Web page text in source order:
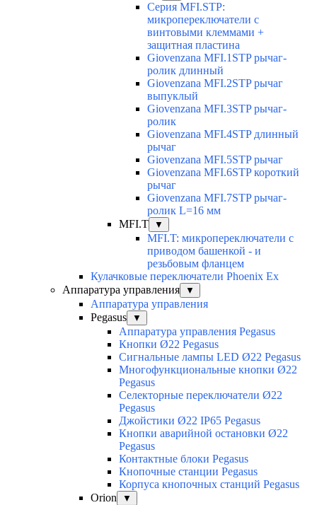
Серия MFI.STP:
микропереключатели с
винтовыми клеммами +
защитная пластина
Giovenzana MFI.1STP рычаг-
ролик длинный
Giovenzana MFI.2STP рычаг
выпуклый
Giovenzana MFI.3STP рычаг-
ролик
Giovenzana MFI.4STP длинный
рычаг
Giovenzana MFI.5STP рычаг
Giovenzana MFI.6STP короткий
рычаг
Giovenzana MFI.7STP рычаг-
ролик L=16 мм
MFI.T
▼
MFI.T: микропереключатели с
приводом башенкой - и
резьбовым фланцем
Кулачковые переключатели Phoenix Ex
Аппаратура управления
▼
Аппаратура управления
Pegasus
▼
Аппаратура управления Pegasus
Кнопки Ø22 Pegasus
Сигнальные лампы LED Ø22 Pegasus
Многофункциональные кнопки Ø22
Pegasus
Селекторные переключатели Ø22
Pegasus
Джойстики Ø22 IP65 Pegasus
Кнопки аварийной остановки Ø22
Pegasus
Контактные блоки Pegasus
Кнопочные станции Pegasus
Корпуса кнопочных станций Pegasus
Orion
▼